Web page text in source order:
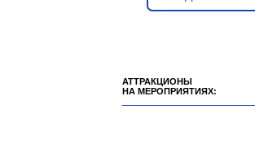
АТТРАКЦИОНЫ
НА МЕРОПРИЯТИЯХ: